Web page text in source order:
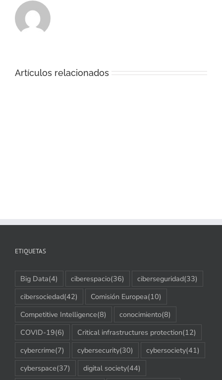
Artículos relacionados
ETIQUETAS
Big Data(4) ciberespacio(36) ciberseguridad(33)
cibersociedad(42) Comisión Europea(10)
Competitive Intelligence(8) conocimiento(8)
COVID-19(6) Critical infrastructures protection(12)
cybercrime(7) cybersecurity(30) cybersociety(41)
cyberspace(37) digital society(44)